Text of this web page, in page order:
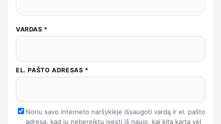
VARDAS *
EL. PAŠTO ADRESAS *
Noriu savo interneto naršyklėje išsaugoti vardą ir el. pašto
adresą, kad jų nebereiktų įvesti iš naujo, kai kitą kartą vėl